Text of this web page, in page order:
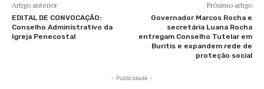
Artigo anterior
EDITAL DE CONVOCAÇÃO:
Conselho Administrativo da
Igreja Penecostal
Próximo artigo
Governador Marcos Rocha e
secretária Luana Rocha
entregam Conselho Tutelar em
Buritis e expandem rede de
proteção social
- Publicidade -